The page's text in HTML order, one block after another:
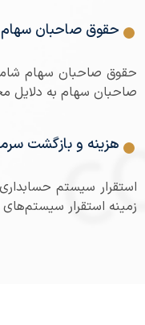
حقوق صاحبان سهام
حقوق صاحبان سهام
صاحبان سهام به دلایل
هزینه و بازگشت
استقرار سیستم
زمینه استقرار